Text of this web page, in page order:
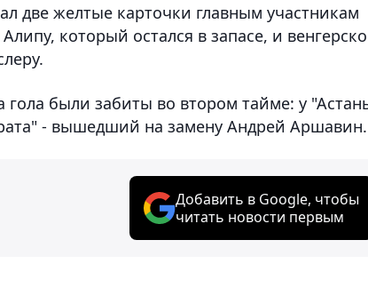
две желтые карточки главным участникам
который остался в запасе, и
гола были забиты во втором тайме: у
- вышедший на замену Андрей Аршавин.
Добавить в Google, чтобы
читать новости первым